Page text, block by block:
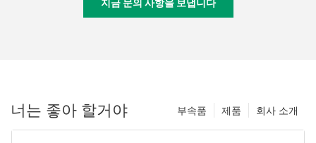
지금 문의 사항을 보냅니다
너는 좋아 할거야 회사 소개
제품
부속품